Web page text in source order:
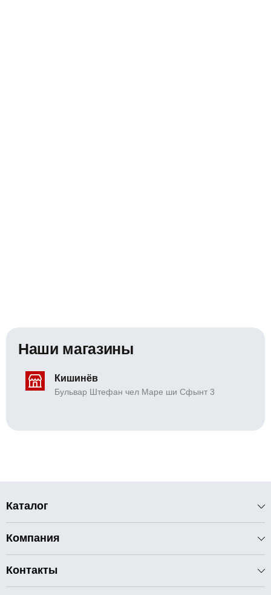
Наши магазины
Кишинёв
Бульвар Штефан чел Маре ши Сфынт 3
Каталог
Компания
Контакты